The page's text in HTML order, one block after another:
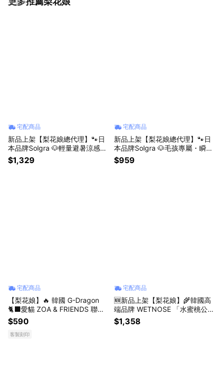
宅配商品
新品上架【梨花娘總代理】🐾日
本品牌Solgra 🐶輕量避暑涼感萌
耳遮陽寵物帽/冰涼圍脖(6款)
$1,329
宅配商品
新品上架【梨花娘總代理】🐾日
本品牌Solgra 🐶毛孩專屬・瞬冷
降溫 U 型舒眠枕(M~L)
$959
宅配商品
【梨花娘】🔥 韓國 G-Dragon
🐈‍⬛愛貓 ZOA & FRIENDS 聯名
限量系列 生日禮物 情人禮物 寵
愛自己
$590
客製刻印
宅配商品
🆕新品上架【梨花娘】🌾韓國高
端品牌 WETNOSE 「水蜜桃公
主」軟綿羊毛蜜桃寵物帽(手工製
作，等待期約10~15天)
$1,358